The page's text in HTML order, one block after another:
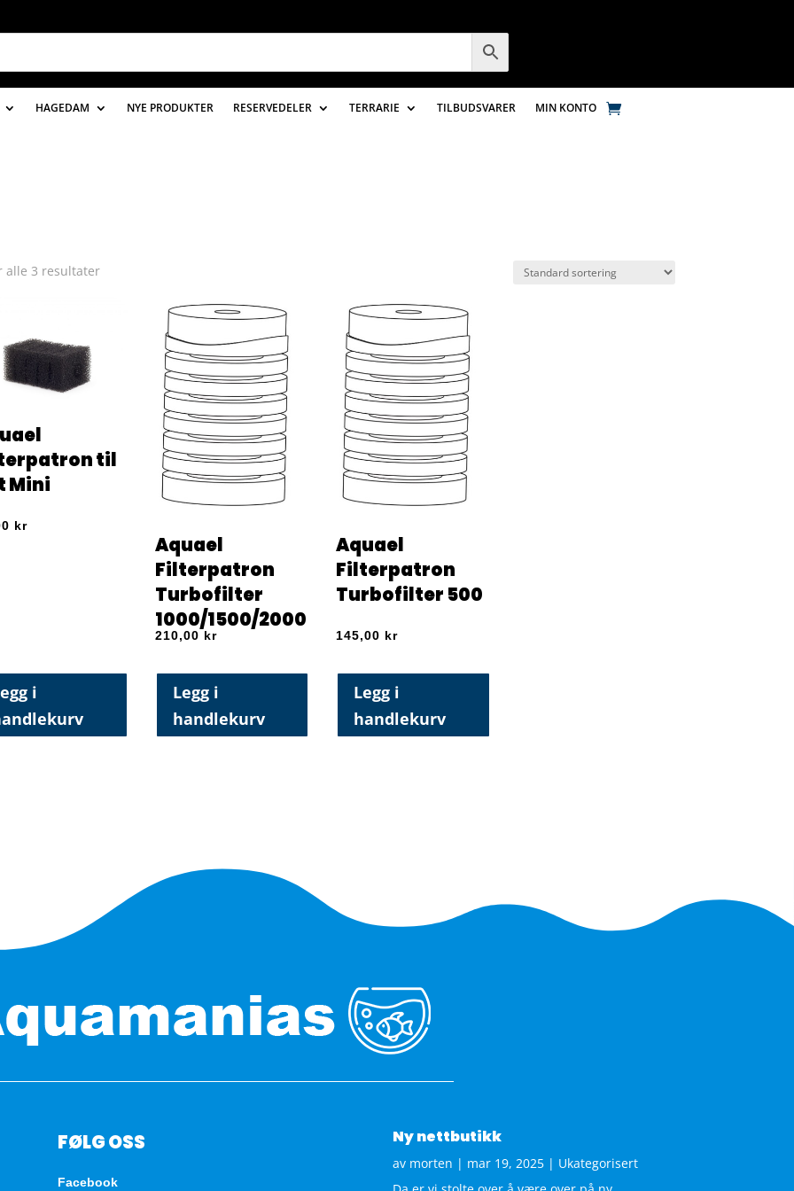
HAGEDAM NYE PRODUKTER RESERVEDELER TERRARIE TILBUDSVARER MIN KONTO
alle 3 resultater
til
Mini
kr
i
Aquael
Filterpatron
Turbofilter
1000/1500/2000
210,00 kr
Legg i
handlekurv
Aquael
Filterpatron
Turbofilter 500
145,00 kr
Legg i
handlekurv
FØLG OSS
Facebook
Ny nettbutikk
av morten | mar 19, 2025| Ukategorisert